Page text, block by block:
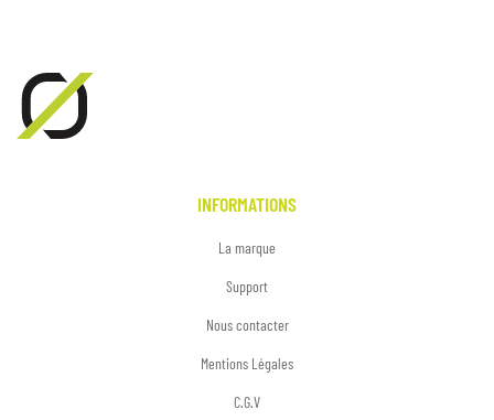
INFORMATIONS
La marque
Support
Nous contacter
Mentions Légales
C.G.V